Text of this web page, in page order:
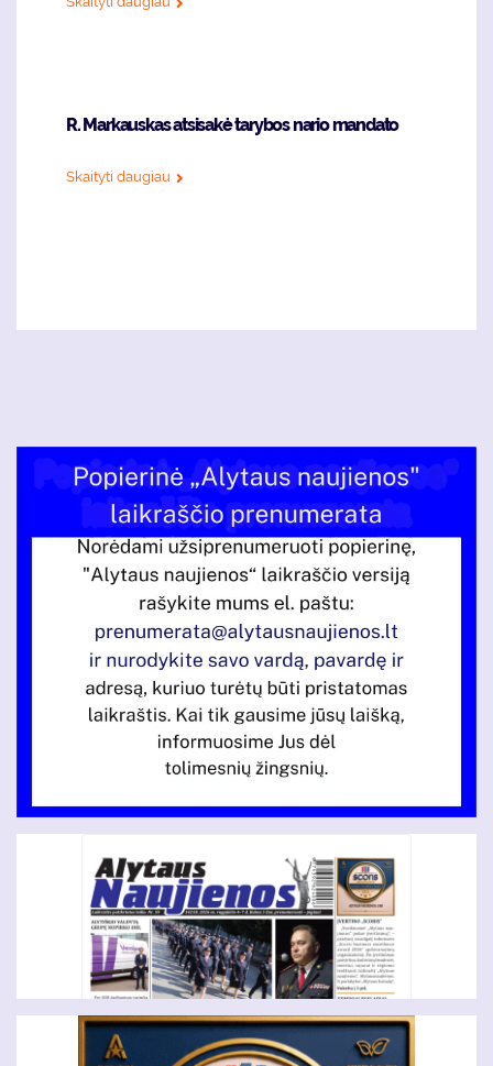
R. Markauskas atsisakė tarybos nario mandato
Skaityti daugiau